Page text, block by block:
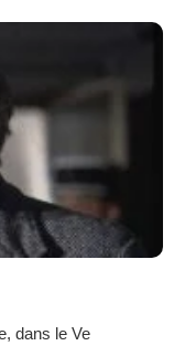
dans le Ve